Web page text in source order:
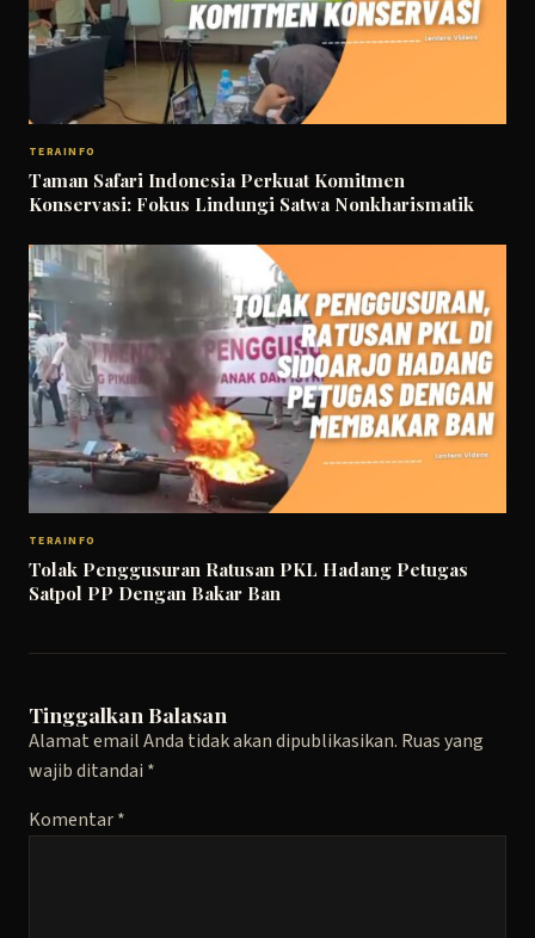
TERAINFO
Taman Safari Indonesia Perkuat Komitmen
Konservasi: Fokus Lindungi Satwa Nonkharismatik
TERAINFO
Tolak Penggusuran Ratusan PKL Hadang Petugas
Satpol PP Dengan Bakar Ban
Tinggalkan Balasan
Alamat email Anda tidak akan dipublikasikan. Ruas yang
wajib ditandai *
Komentar*